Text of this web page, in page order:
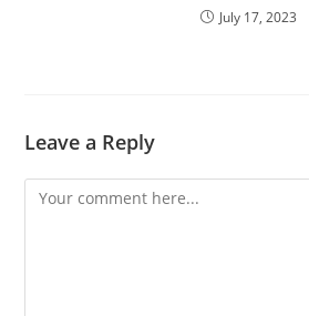
July 17, 2023
Leave a Reply
Comment